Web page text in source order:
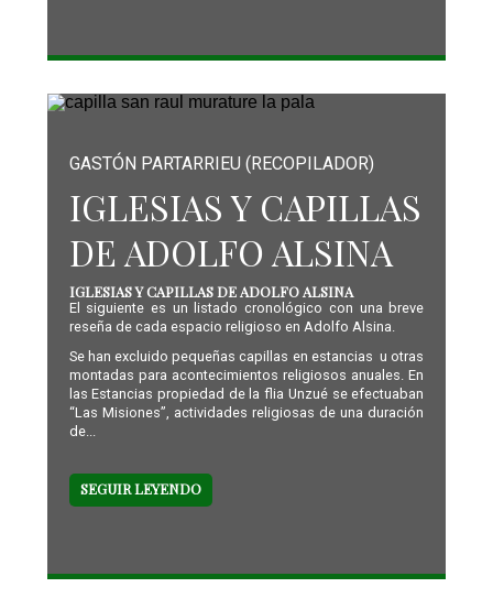
GASTÓN PARTARRIEU (RECOPILADOR)
IGLESIAS Y CAPILLAS
DE ADOLFO ALSINA
IGLESIAS Y CAPILLAS DE ADOLFO ALSINA
El siguiente es un listado cronológico con una breve
reseña de cada espacio religioso en Adolfo Alsina.
Se han excluido pequeñas capillas en estancias u otras
montadas para acontecimientos religiosos anuales. En
las Estancias propiedad de la flia Unzué se efectuaban
“Las Misiones”, actividades religiosas de una duración
de...
SEGUIR LEYENDO